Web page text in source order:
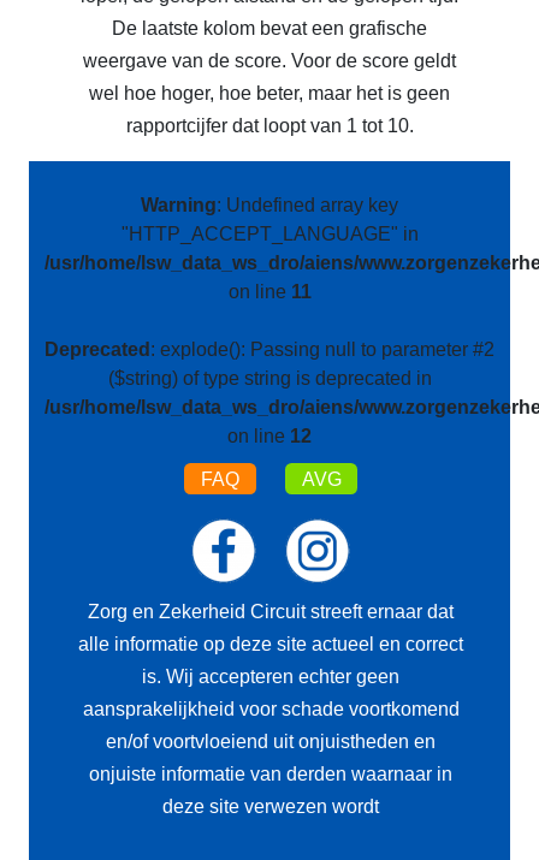
De laatste kolom bevat een grafische
weergave van de score. Voor de score geldt
wel hoe hoger, hoe beter, maar het is geen
rapportcijfer dat loopt van 1 tot 10.
Warning: Undefined array key
"HTTP_ACCEPT_LANGUAGE" in
/usr/home/lsw_data_ws_dro/aiens/
on line 11
Deprecated : explode(): Passing null to parameter #2
($string) of type string is deprecated in
/usr/home/lsw_data_ws_dro/aiens/
on line 12
FAQ AVG
Zorg en Zekerheid Circuit streeft ernaar dat
alle informatie op deze site actueel en correct
is. Wij accepteren echter geen
aansprakelijkheid voor schade voortkomend
en/of voortvloeiend uit onjuistheden en
onjuiste informatie van derden waarnaar in
deze site verwezen wordt